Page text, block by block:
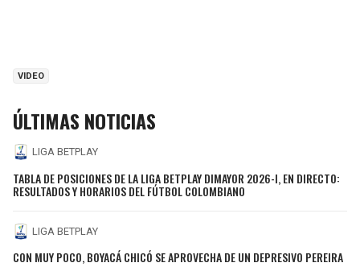
VIDEO
ÚLTIMAS NOTICIAS
LIGA BETPLAY
TABLA DE POSICIONES DE LA LIGA BETPLAY DIMAYOR 2026-I, EN DIRECTO:
RESULTADOS Y HORARIOS DEL FÚTBOL COLOMBIANO
LIGA BETPLAY
CON MUY POCO, BOYACÁ CHICÓ SE APROVECHA DE UN DEPRESIVO PEREIRA